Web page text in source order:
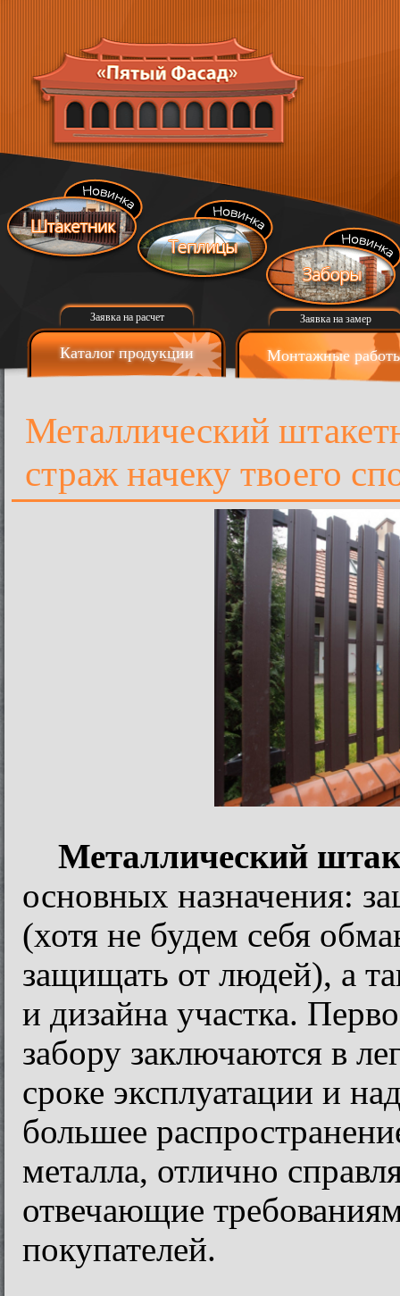
Заявка на расчет Заявка на замер
Каталог продукции Монтажные
Металлический
страж начеку твоего
Металлический
основных назначения:
(хотя не будем себя
защищать от людей), а
и дизайна участка.
забору заключаются в
сроке эксплуатации и
большее
металла, отлично
отвечающие
покупателей.